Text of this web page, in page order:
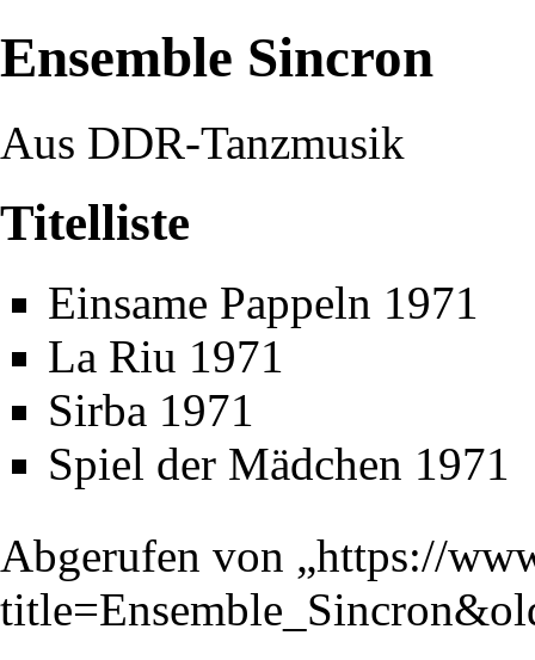
Ensemble Sincron
Aus DDR-Tanzmusik
Titelliste
Einsame Pappeln 1971
La Riu 1971
Sirba 1971
Spiel der Mädchen 1971
Abgerufen von „https://